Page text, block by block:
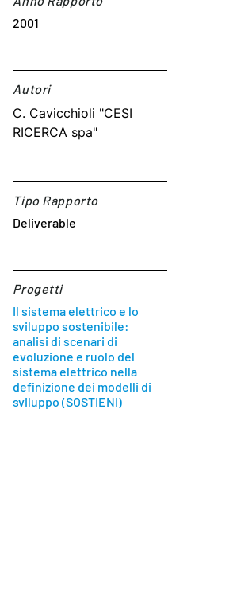
2001
Autori​
C. Cavicchioli "CESI
RICERCA spa"
Tipo Rapporto
Deliverable
Progetti
Il sistema elettrico e lo
sviluppo sostenibile:
analisi di scenari di
evoluzione e ruolo del
sistema elettrico nella
definizione dei modelli di
sviluppo (SOSTIENI)